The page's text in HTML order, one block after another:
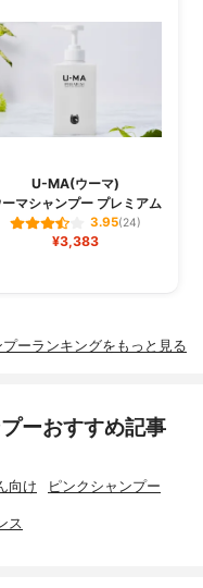
U-MA(ウーマ)
ーマシャンプー プレミアム
3.95(24)
¥3,383
プーランキングをもっと見る
ーおすすめ記事
向け ピンクシャンプー
ス